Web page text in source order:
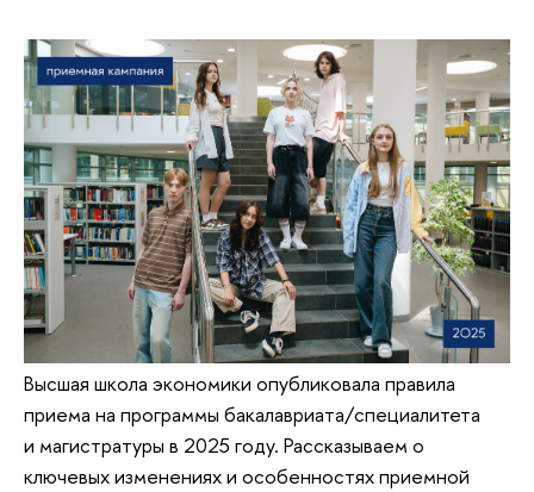
Высшая школа экономики опубликовала правила
приема на программы бакалавриата/специалитета
и магистратуры в 2025 году. Рассказываем о
ключевых изменениях и особенностях приемной